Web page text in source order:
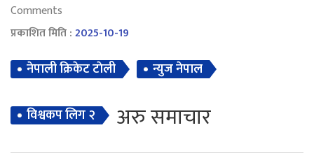
Comments
प्रकाशित मिति :2025-10-19
नेपाली क्रिकेट टाेली न्युज नेपाल
विश्वकप लिग २ अरु समाचार